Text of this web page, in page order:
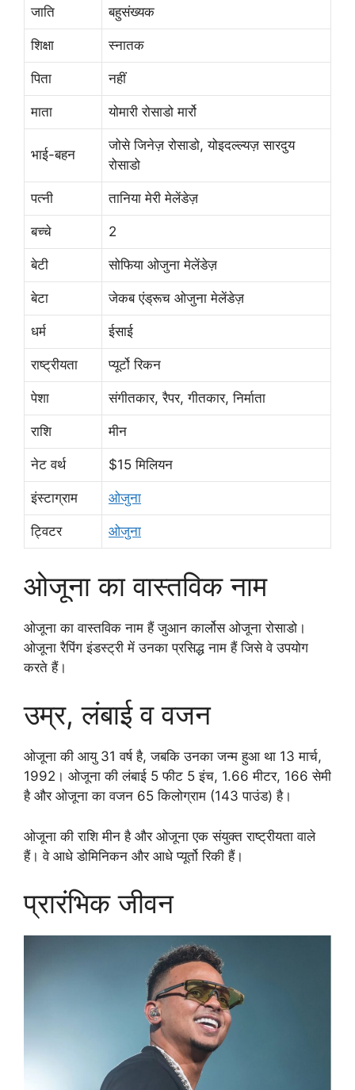
जाति बहुसंख्यक
शिक्षा स्नातक
पिता नहीं
माता योमारी रोसाडो मार्रो
भाई-बहन
जोसे जिनेज़ रोसाडो, योइदल्ल्यज़ सारदुय
रोसाडो
पत्नी तानिया मेरी मेलेंडेज़
बच्चे 2
बेटी सोफिया ओजुना मेलेंडेज़
बेटा जेकब एंड्रूच ओजुना मेलेंडेज़
धर्म ईसाई
राष्ट्रीयता प्यूर्टो रिकन
पेशा संगीतकार, रैपर, गीतकार, निर्माता
राशि मीन
नेट वर्थ $15 मिलियन
इंस्टाग्राम ओजुना
ट्विटर ओजुना
ओजूना का वास्तविक नाम
ओजूना का वास्तविक नाम हैं जुआन कार्लोस ओजूना रोसाडो।
ओजूना रैपिंग इंडस्ट्री में उनका प्रसिद्ध नाम हैं जिसे वे उपयोग
करते हैं।
उम्र, लंबाई व वजन
ओजूना की आयु 31 वर्ष है, जबकि उनका जन्म हुआ था 13 मार्च,
1992। ओजूना की लंबाई 5 फीट 5 इंच, 1.66 मीटर, 166 सेमी
है और ओजूना का वजन 65 किलोग्राम (143 पाउंड) है।
ओजूना की राशि मीन है और ओजूना एक संयुक्त राष्ट्रीयता वाले
हैं। वे आधे डोमिनिकन और आधे प्यूर्तो रिकी हैं।
प्रारंभिक जीवन